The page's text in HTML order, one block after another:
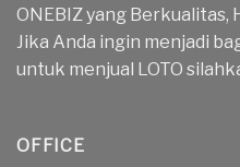
ONEBIZ yang Berkualitas,
Jika Anda ingin menjadi
untuk menjual LOTO
OFFICE